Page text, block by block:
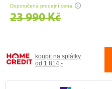
Doporučená prodejní cena
23 990 Kč
koupit na splátky
od 1 814,-